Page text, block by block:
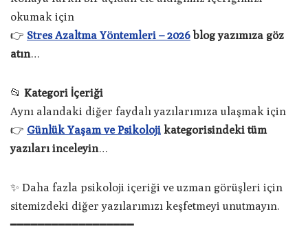
okumak için
👉 Stres Azaltma Yöntemleri – 2026 blog yazımıza göz
atın…
📂 Kategori İçeriği
Aynı alandaki diğer faydalı yazılarımıza ulaşmak için
👉 Günlük Yaşam ve Psikoloji kategorisindeki tüm
yazıları inceleyin…
✨ Daha fazla psikoloji içeriği ve uzman görüşleri için
sitemizdeki diğer yazılarımızı keşfetmeyi unutmayın.
━━━━━━━━━━━━━━━━━━